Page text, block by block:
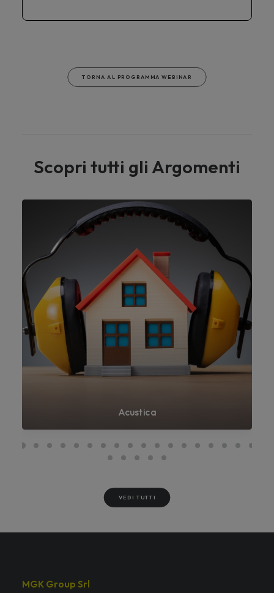
TORNA AL PROGRAMMA WEBINAR
Scopri tutti gli Argomenti
Acustica
VEDI TUTTI
MGK Group Srl